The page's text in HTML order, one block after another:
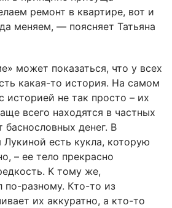
ремонт в квартире, вот и
меняем, — поясняет Татьяна
может показаться, что у всех
какая-то история. На самом
историей не так просто – их
всего находятся в частных
баснословных денег. В
Лукиной есть кукла, которую
– ее тело прекрасно
К тому же,
по-разному. Кто-то из
их аккуратно, а кто-то